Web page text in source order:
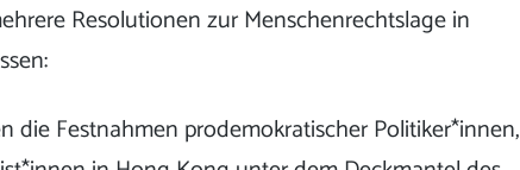
Resolutionen zur Menschenrechtslage in
die Festnahmen prodemokratischer Politiker*innen,